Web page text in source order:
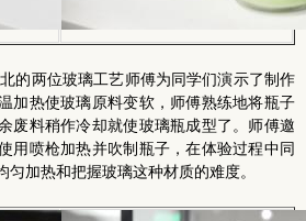
的两位玻璃工艺师傅为同学们演示了制作
加热使玻璃原料变软，师傅熟练地将瓶子
废料稍作冷却就使玻璃瓶成型了。师傅邀
用喷枪加热并吹制瓶子，在体验过程中同
加热和把握玻璃这种材质的难度。